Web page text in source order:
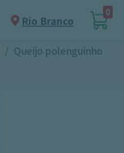
Rio Branco
0
/ Queijo polenguinho